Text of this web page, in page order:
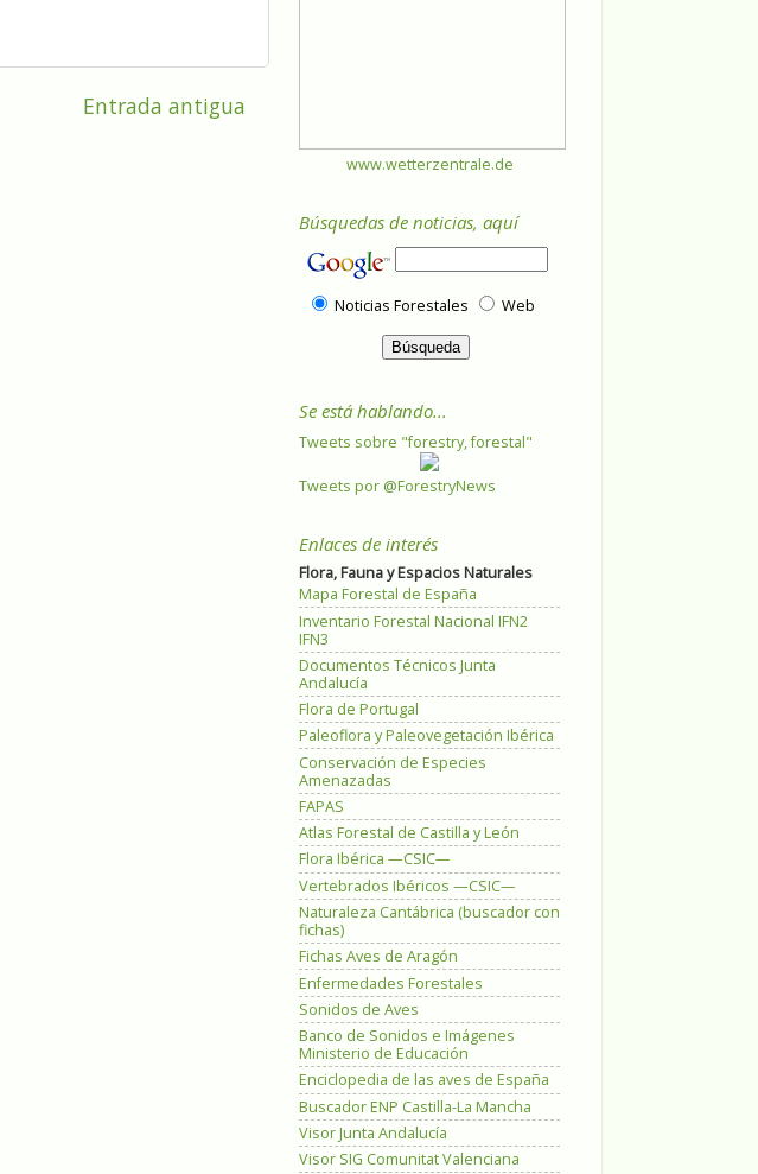
Entrada antigua
www.wetterzentrale.de
Búsquedas de noticias, aquí
Noticias Forestales Web
Se está hablando...
Tweets sobre "forestry, forestal"
Tweets por @ForestryNews
Enlaces de interés
Flora, Fauna y Espacios Naturales
Mapa Forestal de España
Inventario Forestal Nacional IFN2
IFN3
Documentos Técnicos Junta
Andalucía
Flora de Portugal
Paleoflora y Paleovegetación Ibérica
Conservación de Especies
Amenazadas
FAPAS
Atlas Forestal de Castilla y León
Flora Ibérica —CSIC—
Vertebrados Ibéricos —CSIC—
Naturaleza Cantábrica (buscador con
fichas)
Fichas Aves de Aragón
Enfermedades Forestales
Sonidos de Aves
Banco de Sonidos e Imágenes
Ministerio de Educación
Enciclopedia de las aves de España
Buscador ENP Castilla-La Mancha
Visor Junta Andalucía
Visor SIG Comunitat Valenciana